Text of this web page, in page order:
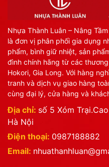
Nhựa Thành Luân – Nâng
là đơn vị phân phối gia dụng
phẩm, bình giữ nhiệt, sản
đình chính hãng từ các
Hokori, Gia Long. Với hàng
tranh và dịch vụ giao hàng
cùng đại lý, cửa hàng và
Địa chỉ: số 5 Xóm
Hà Nội
Điện thoại: 0987188882
Email: